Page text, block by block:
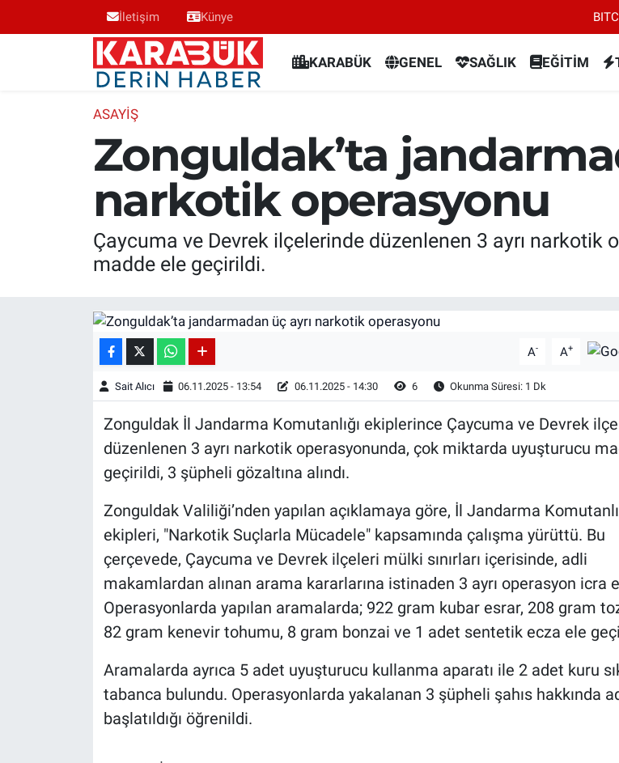
İletişim Künye
GRAM
KARABÜK GENEL SAĞLIK EĞİTİM
ASAYIŞ
Zonguldak’ta
narkotik operasyonu
Çaycuma ve Devrek ilçelerinde düzenlenen 3 ayrı narkotik
madde ele geçirildi.
A- A+
Sait Alıcı 06.11.2025 - 13:54 06.11.2025 - 14:30 6 Okunma Süresi: 1 Dk
Zonguldak İl Jandarma Komutanlığı ekiplerince Çaycuma ve Devrek
düzenlenen 3 ayrı narkotik operasyonunda, çok miktarda uyuşturucu
geçirildi, 3 şüpheli gözaltına alındı.
Zonguldak Valiliği’nden yapılan açıklamaya göre, İl Jandarma
ekipleri, "Narkotik Suçlarla Mücadele" kapsamında çalışma yürüttü. Bu
çerçevede, Çaycuma ve Devrek ilçeleri mülki sınırları içerisinde, adli
makamlardan alınan arama kararlarına istinaden 3 ayrı operasyon icra
Operasyonlarda yapılan aramalarda; 922 gram kubar esrar, 208 gram
82 gram kenevir tohumu, 8 gram bonzai ve 1 adet sentetik ecza ele
Aramalarda ayrıca 5 adet uyuşturucu kullanma aparatı ile 2 adet kuru
tabanca bulundu. Operasyonlarda yakalanan 3 şüpheli şahıs hakkında
başlatıldığı öğrenildi.
Karabük Nöbetçi Eczaneler
Karabük Hava Durumu
Karabük Trafik Yoğunluk Haritası
Süper Lig Puan Durumu ve Fikstür
Son Dakika Haberleri
Haber Arşivi